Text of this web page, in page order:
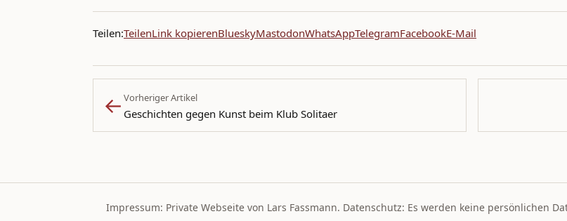
Teilen:TeilenLink kopierenBlueskyMastodonWhatsAppTelegramFacebookE-Mail
← Vorheriger Artikel
Geschichten gegen Kunst beim Klub Solitaer
Impressum: Private Webseite von Lars Fassmann. Datenschutz: Es werden keine persönlichen